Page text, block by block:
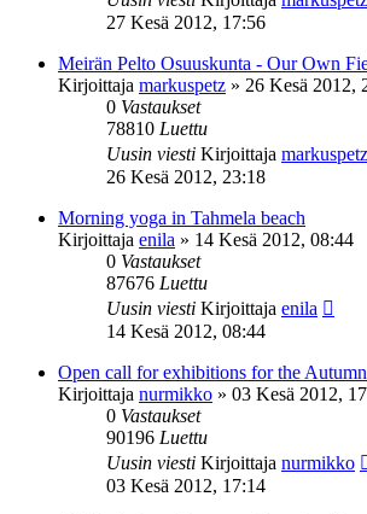
27 Kesä 2012, 17:56
Meirän Pelto Osuuskunta - Our Own
Kirjoittaja markuspetz » 26 Kesä 2012,
0 Vastaukset
78810 Luettu
Uusin viesti Kirjoittaja markuspetz
26 Kesä 2012, 23:18
Morning yoga in Tahmela beach
Kirjoittaja enila » 14 Kesä 2012, 08:44
0 Vastaukset
87676 Luettu
Uusin viesti Kirjoittaja enila
14 Kesä 2012, 08:44
Open call for exhibitions for the Autumn
Kirjoittaja nurmikko » 03 Kesä 2012,
0 Vastaukset
90196 Luettu
Uusin viesti Kirjoittaja nurmikko
03 Kesä 2012, 17:14